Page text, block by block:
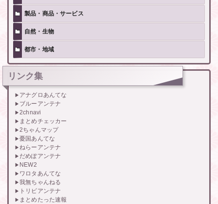
製品・商品・サービス
自然・生物
都市・地域
リンク集
アナグロあんてな
ブルーアンテナ
2chnavi
まとめチェッカー
2ちゃんマップ
憂国あんてな
ねらーアンテナ
だめぽアンテナ
NEW2
ワロタあんてな
我無ちゃんねる
トリビアンテナ
まとめたった速報